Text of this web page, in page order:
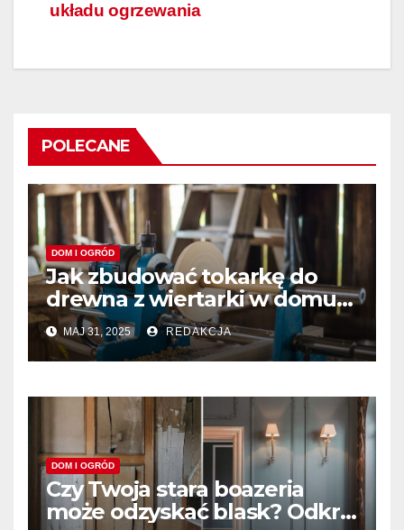
układu ogrzewania
POLECANE
DOM I OGRÓD
Jak zbudować tokarkę do
drewna z wiertarki w domu?
Prosty poradnik DIY
MAJ 31, 2025 REDAKCJA
DOM I OGRÓD
Czy Twoja stara boazeria
może odzyskać blask? Odkryj